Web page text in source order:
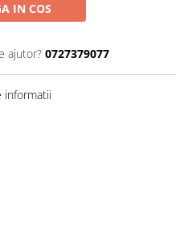
IN COS
ajutor? 0727379077
informatii